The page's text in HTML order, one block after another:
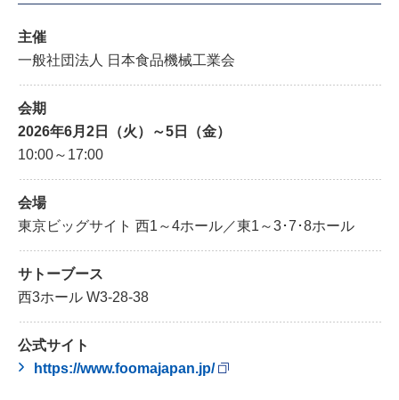
主催
一般社団法人 日本食品機械工業会
会期
2026年6月2日（火）～5日（金）
10:00～17:00
会場
東京ビッグサイト 西1～4ホール／東1～3･7･8ホール
サトーブース
西3ホール W3-28-38
公式サイト
https://www.foomajapan.jp/